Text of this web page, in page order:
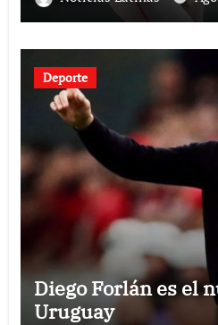
Deporte
Diego Forlán es el
Uruguay